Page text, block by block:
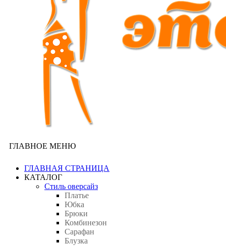
ГЛАВНОЕ МЕНЮ
ГЛАВНАЯ СТРАНИЦА
КАТАЛОГ
Стиль оверсайз
Платье
Юбка
Брюки
Комбинезон
Сарафан
Блузка